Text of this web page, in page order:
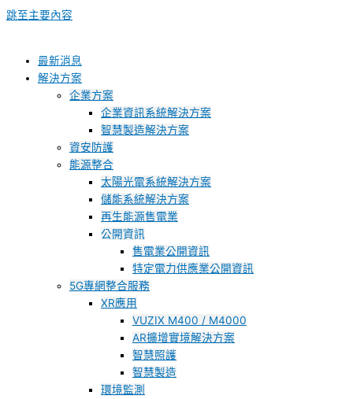
跳至主要內容
最新消息
解決方案
企業方案
企業資訊系統解決方案
智慧製造解決方案
資安防護
能源整合
太陽光電系統解決方案
儲能系統解決方案
再生能源售電業
公開資訊
售電業公開資訊
特定電力供應業公開資訊
5G專網整合服務
XR應用
VUZIX M400 / M4000
AR擴增實境解決方案
智慧照護
智慧製造
環境監測